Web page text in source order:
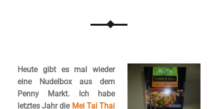
Heute gibt es mal wieder
eine Nudelbox aus dem
Penny Markt. Ich habe
letztes Jahr die Mei Tai Thai